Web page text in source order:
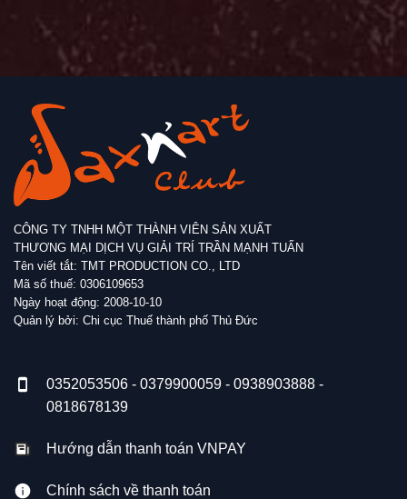
CÔNG TY TNHH MỘT THÀNH VIÊN SẢN XUẤT
THƯƠNG MẠI DỊCH VỤ GIẢI TRÍ TRẦN MẠNH TUẤN
Tên viết tắt: TMT PRODUCTION CO., LTD
Mã số thuế: 0306109653
Ngày hoạt động: 2008-10-10
Quản lý bởi: Chi cục Thuế thành phố Thủ Đức
0352053506 - 0379900059 - 0938903888 -
0818678139
Hướng dẫn thanh toán VNPAY
Chính sách về thanh toán